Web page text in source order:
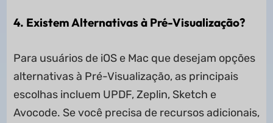
4. Existem Alternativas à Pré-Visualização?
Para usuários de iOS e Mac que desejam opções
alternativas à Pré-Visualização, as principais
escolhas incluem UPDF, Zeplin, Sketch e
Avocode. Se você precisa de recursos adicionais,